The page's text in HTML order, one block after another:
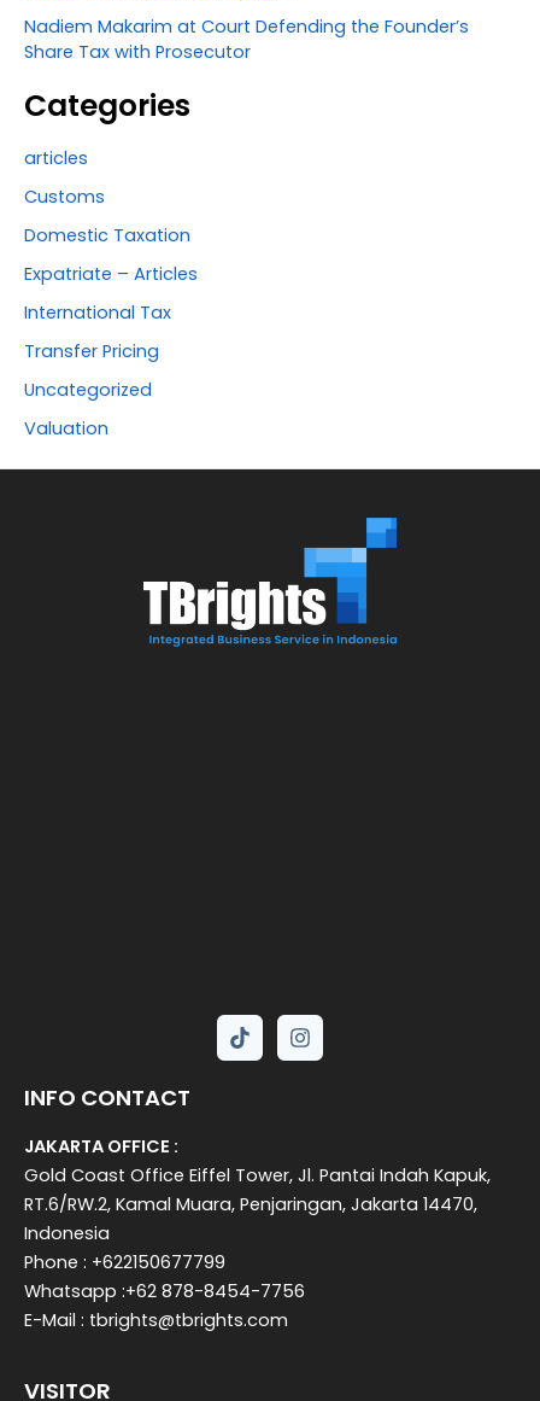
Nadiem Makarim at Court Defending the Founder’s
Share Tax with Prosecutor
Categories
articles
Customs
Domestic Taxation
Expatriate – Articles
International Tax
Transfer Pricing
Uncategorized
Valuation
INFO CONTACT
JAKARTA OFFICE :
Gold Coast Office Eiffel Tower, Jl. Pantai Indah Kapuk,
RT.6/RW.2, Kamal Muara, Penjaringan, Jakarta 14470,
Indonesia
Phone : +622150677799
Whatsapp :+62 878-8454-7756
E-Mail : tbrights@tbrights.com
VISITOR